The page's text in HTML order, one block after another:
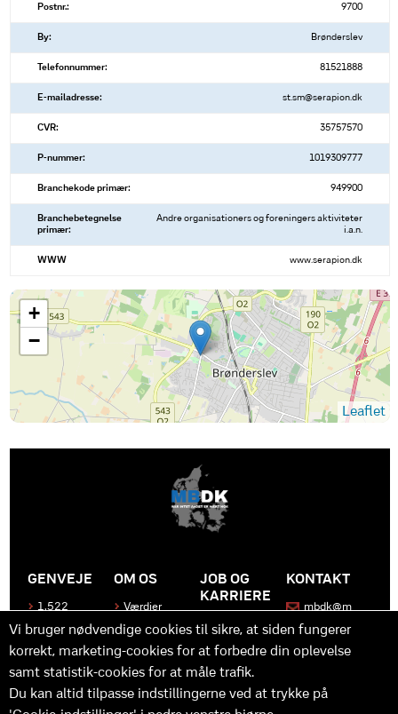
Postnr.: 9700
By: Brønderslev
Telefonnummer: 81521888
E-mailadresse: st.sm@serapion.dk
CVR: 35757570
P-nummer: 1019309777
Branchekode primær: 949900
Branchebetegnelse
primær:
Andre organisationers og foreningers aktiviteter
i.a.n.
WWW www.serapion.dk
+
−
Leaflet
GENVEJE
1.522
Produkter
Kontakt
os
OM OS
Værdier
Historen
bag
MBDK
Hvad gør
os unikke
JOB OG
KARRIERE
Bliv en del
af MBDK
Vores
team
og
KONTAKT
mbdk@m
Vi bruger nødvendige cookies til sikre, at siden fungerer
korrekt, marketing-cookies for at forbedre din oplevelse
samt statistik-cookies for at måle trafik.
Du kan altid tilpasse indstillingerne ved at trykke på